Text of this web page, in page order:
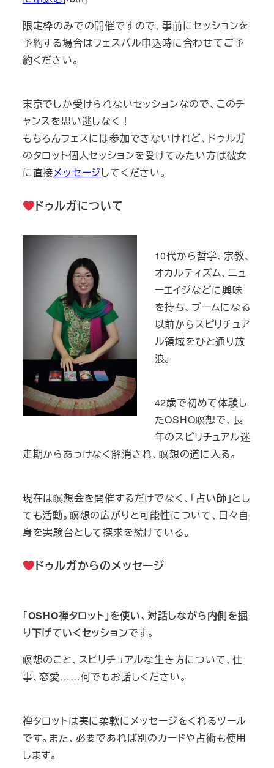
限定枠のみでの開催ですので、事前にセッションを
予約する場合はフェスバル申込時に合わせてご予
約ください。
東京でしか受けられないセッションなので、このチ
ャンスを思い逃しなく！
もちろんフェスには参加できないけれど、ドゥルガ
のタロット個人セッションを受けてみたい方は彼女
に直接メッセージしてください。
ドゥルガについて
10代から哲学、宗教、
オカルティズム、ニュ
ーエイジなどに興味
を持ち、ブームになる
以前からスピリチュア
ル領域をひと通り放
浪。
42歳で初めて体験し
たOSHO瞑想で、長
年のスピリチュアル迷
走期からあっけなく解消され、瞑想の道に入る。
現在は瞑想会を開催するだけでなく、「占い師」とし
ても活動。瞑想の広がりと可能性について、日々自
身を実験台として探求を続けている。
ドゥルガからのメッセージ
「OSHO禅タロット」を使い、対話しながら内側を掘
り下げていくセッションです。
瞑想のこと、スピリチュアルな生き方について、仕
事、恋愛……何でもお話しください。
禅タロットは実に柔軟にメッセージをくれるツール
です。また、必要であれば別のカードや占術も使用
します。